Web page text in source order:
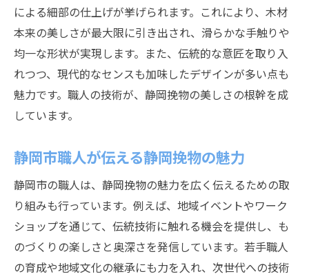
による細部の仕上げが挙げられます。これにより、木材
本来の美しさが最大限に引き出され、滑らかな手触りや
均一な形状が実現します。また、伝統的な意匠を取り入
れつつ、現代的なセンスも加味したデザインが多い点も
魅力です。職人の技術が、静岡挽物の美しさの根幹を成
しています。
静岡市職人が伝える静岡挽物の魅力
静岡市の職人は、静岡挽物の魅力を広く伝えるための取
り組みも行っています。例えば、地域イベントやワーク
ショップを通じて、伝統技術に触れる機会を提供し、も
のづくりの楽しさと奥深さを発信しています。若手職人
の育成や地域文化の継承にも力を入れ、次世代への技術